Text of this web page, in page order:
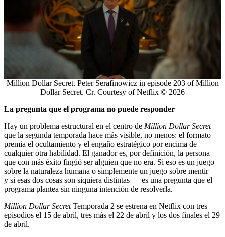
Million Dollar Secret. Peter Serafinowicz in episode 203 of Million
Dollar Secret. Cr. Courtesy of Netflix © 2026
La pregunta que el programa no puede responder
Hay un problema estructural en el centro de Million Dollar Secret
que la segunda temporada hace más visible, no menos: el formato
premia el ocultamiento y el engaño estratégico por encima de
cualquier otra habilidad. El ganador es, por definición, la persona
que con más éxito fingió ser alguien que no era. Si eso es un juego
sobre la naturaleza humana o simplemente un juego sobre mentir —
y si esas dos cosas son siquiera distintas — es una pregunta que el
programa plantea sin ninguna intención de resolverla.
Million Dollar SecretTemporada 2 se estrena en Netflix con tres
episodios el 15 de abril, tres más el 22 de abril y los dos finales el 29
de abril.